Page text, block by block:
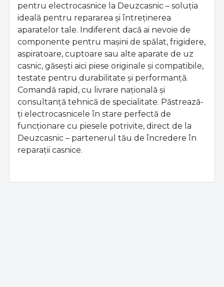
pentru electrocasnice la Deuzcasnic – soluția
ideală pentru repararea și întreținerea
aparatelor tale. Indiferent dacă ai nevoie de
componente pentru mașini de spălat, frigidere,
aspiratoare, cuptoare sau alte aparate de uz
casnic, găsești aici piese originale și compatibile,
testate pentru durabilitate și performanță.
Comandă rapid, cu livrare națională și
consultanță tehnică de specialitate. Păstrează-
ți electrocasnicele în stare perfectă de
funcționare cu piesele potrivite, direct de la
Deuzcasnic – partenerul tău de încredere în
reparații casnice.